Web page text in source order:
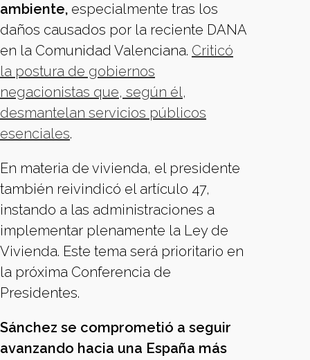
ambiente, especialmente tras los
daños causados por la reciente DANA
en la Comunidad Valenciana. Criticó
la postura de gobiernos
negacionistas que, según él,
desmantelan servicios públicos
esenciales.
En materia de vivienda, el presidente
también reivindicó el artículo 47,
instando a las administraciones a
implementar plenamente la Ley de
Vivienda. Este tema será prioritario en
la próxima Conferencia de
Presidentes.
Sánchez se comprometió a seguir
avanzando hacia una España más